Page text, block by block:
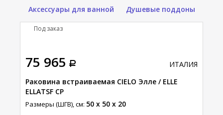
Аксессуары для ванной
Душевые поддоны
75 965
ИТАЛИЯ
Раковина встраиваемая CIELO Элле / ELLE
ELLATSF CP
Размеры (ШГВ), см: 50 x 50 x 20
Под заказ